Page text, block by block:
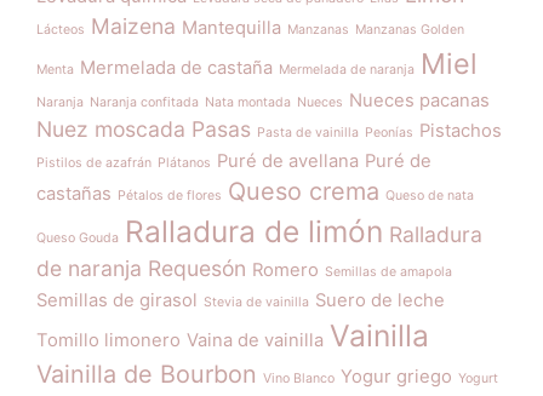
Lácteos Maizena Mantequilla Manzanas Manzanas Golden
Menta Mermelada de castaña Mermelada de naranja Miel
Naranja Naranja confitada Nata montada Nueces Nueces pacanas
Nuez moscada Pasas Pasta de vainilla Peonías Pistachos
Pistilos de azafrán Plátanos Puré de avellana Puré de
castañas
Pétalos de flores Queso crema Queso de nata
Queso Gouda Ralladura de limón Ralladura
de naranja Requesón Romero Semillas de amapola
Semillas de girasol Stevia de vainilla Suero de leche
Tomillo limonero Vaina de vainilla Vainilla
Vainilla de Bourbon Vino Blanco Yogur griego Yogurt